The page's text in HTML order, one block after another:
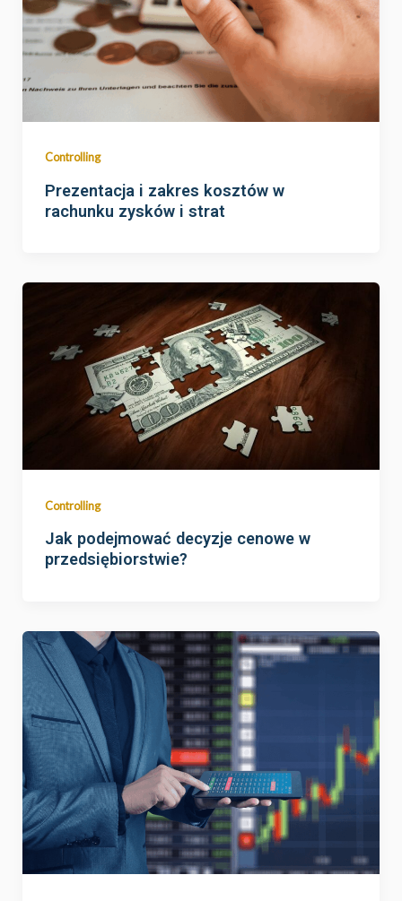
Controlling
Prezentacja i zakres kosztów w
rachunku zysków i strat
Controlling
Jak podejmować decyzje cenowe w
przedsiębiorstwie?